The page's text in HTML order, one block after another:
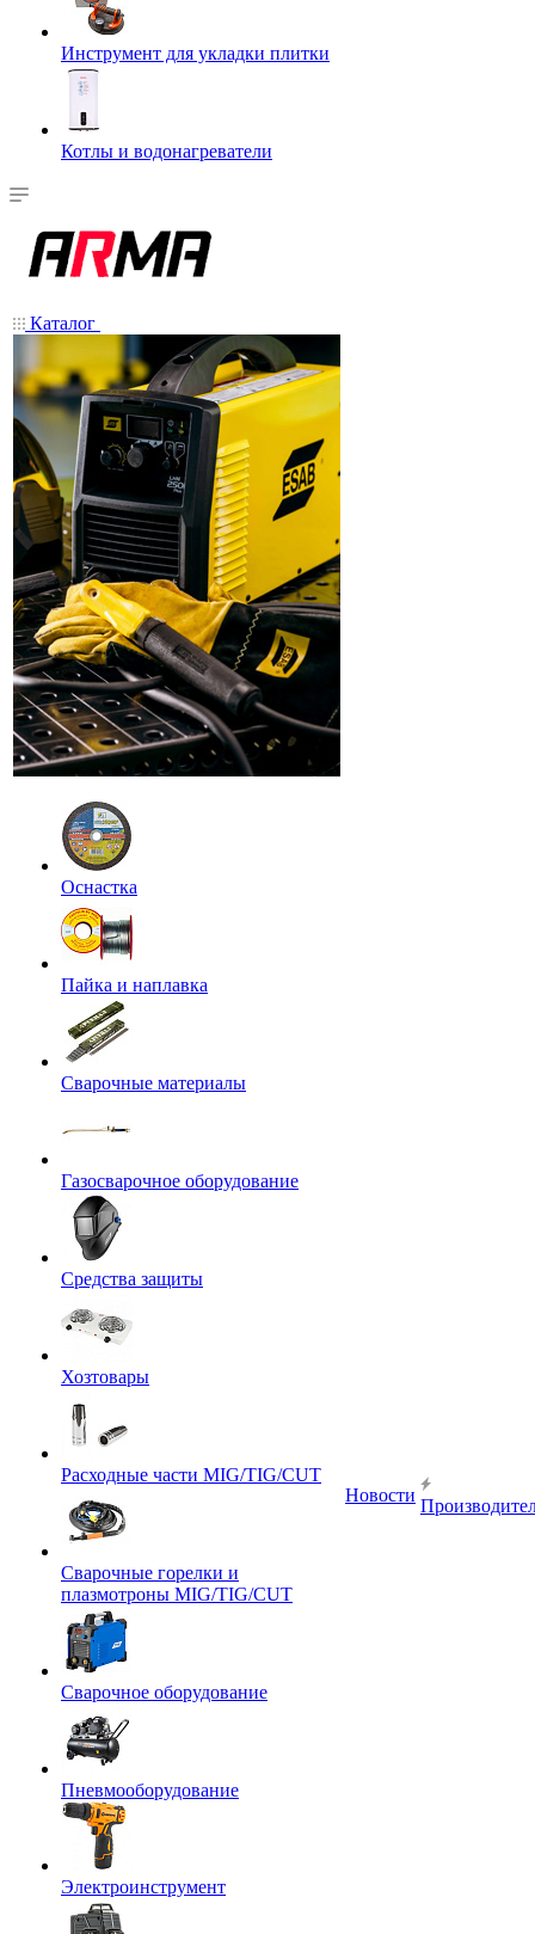
Инструмент для укладки плитки
Котлы и водонагреватели
Каталог
Оснастка
Пайка и наплавка
Сварочные материалы
Газосварочное оборудование
Средства защиты
Хозтовары
Расходные части MIG/TIG/CUT
Сварочные горелки и
плазмотроны MIG/TIG/CUT
Сварочное оборудование
Пневмооборудование
Электроинструмент
Новости